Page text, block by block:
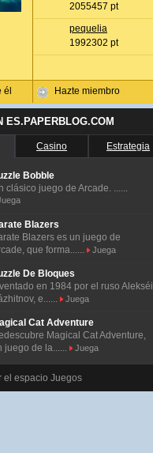
él
2055457 pt
pequelia
1992302 pt
Hazte miembro
ES.PAPERBLOG.COM
Casino Estrategia
Bobble
clásico juego de Arcade. ......
Blazers
Blazers es un juego de
que forma......
Juega
De Bloques
en 1984 por el ruso Alekséi
e......
Juega
Cat Adventure
Magical Cat Adventure,
juego de la......
Juega
el espacio Juegos